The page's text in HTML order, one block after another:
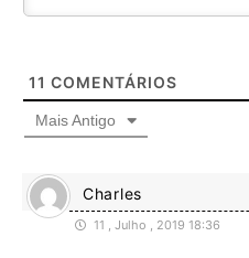
11 COMENTÁRIOS
Mais Antigo
Charles
11 , Julho , 2019 18:36